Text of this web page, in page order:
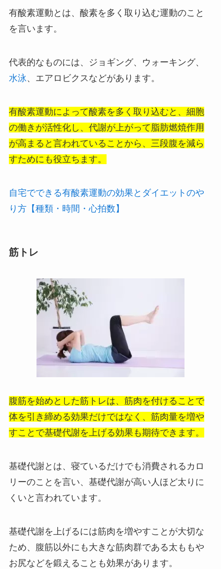
有酸素運動とは、酸素を多く取り込む運動のこと
を言います。
代表的なものには、ジョギング、ウォーキング、
水泳、エアロビクスなどがあります。
有酸素運動によって酸素を多く取り込むと、細胞
の働きが活性化し、代謝が上がって脂肪燃焼作用
が高まると言われていることから、三段腹を減ら
すためにも役立ちます。
自宅でできる有酸素運動の効果とダイエットのや
り方【種類・時間・心拍数】
筋トレ
腹筋を始めとした筋トレは、筋肉を付けることで
体を引き締める効果だけではなく、筋肉量を増や
すことで基礎代謝を上げる効果も期待できます。
基礎代謝とは、寝ているだけでも消費されるカロ
リーのことを言い、基礎代謝が高い人ほど太りに
くいと言われています。
基礎代謝を上げるには筋肉を増やすことが大切な
ため、腹筋以外にも大きな筋肉群である太ももや
お尻などを鍛えることも効果があります。